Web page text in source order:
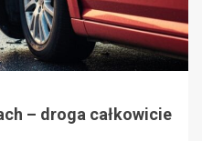
– droga całkowicie